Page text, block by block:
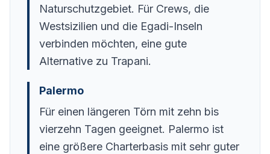
Naturschutzgebiet. Für Crews, die
Westsizilien und die Egadi-Inseln
verbinden möchten, eine gute
Alternative zu Trapani.
Palermo
Für einen längeren Törn mit zehn bis
vierzehn Tagen geeignet. Palermo ist
eine größere Charterbasis mit sehr guter